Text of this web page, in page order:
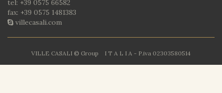
tel: +39 0575 66582
fax: +39 0575 1481383
villecasali.com
VILLE CASALI © Group I T A L I A - P.iva 02303580514